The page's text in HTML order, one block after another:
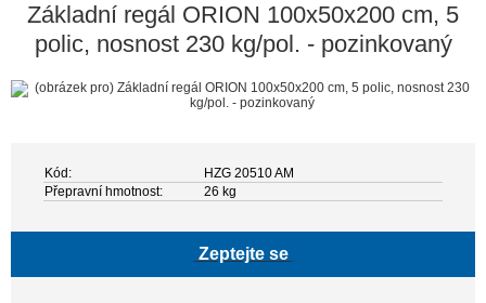
Základní regál ORION 100x50x200 cm, 5
polic, nosnost 230 kg/pol. - pozinkovaný
Kód:
HZG 20510 AM
Přepravní hmotnost:
26 kg
Zeptejte se